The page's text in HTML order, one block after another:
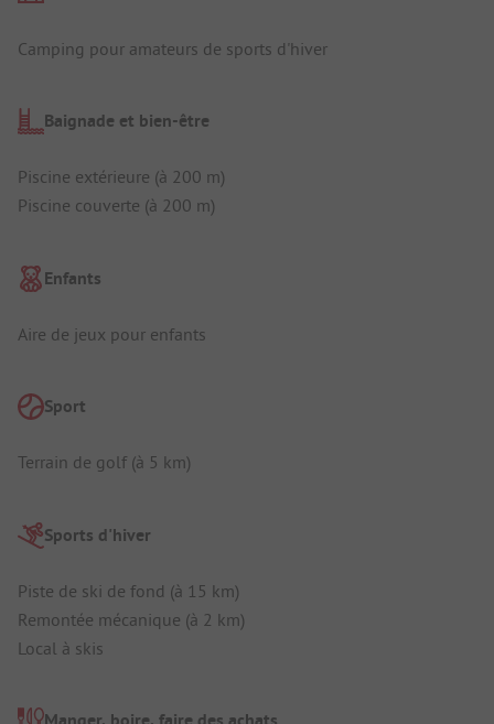
Camping pour amateurs de sports d'hiver
Baignade et bien-être
Piscine extérieure (à 200 m)
Piscine couverte (à 200 m)
Enfants
Aire de jeux pour enfants
Sport
Terrain de golf (à 5 km)
Sports d'hiver
Piste de ski de fond (à 15 km)
Remontée mécanique (à 2 km)
Local à skis